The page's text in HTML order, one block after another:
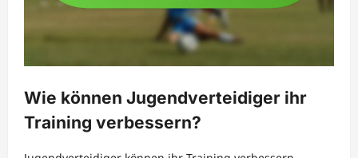
Wie können Jugendverteidiger ihr
Training verbessern?